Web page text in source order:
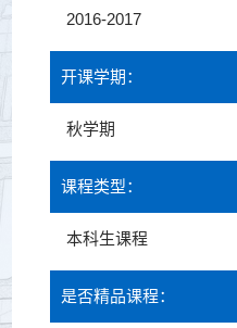
2016-2017
开课学期：
秋学期
课程类型：
本科生课程
是否精品课程：